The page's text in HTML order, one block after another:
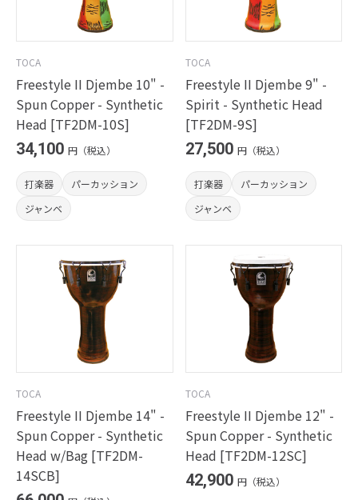
TOCA
Freestyle II Djembe 10" -
Spun Copper - Synthetic
Head [TF2DM-10S]
34,100 円（税込）
打楽器
パーカッション
ジャンベ
TOCA
Freestyle II Djembe 9" -
Spirit - Synthetic Head
[TF2DM-9S]
27,500 円（税込）
打楽器
パーカッション
ジャンベ
TOCA
Freestyle II Djembe 14" -
Spun Copper - Synthetic
Head w/Bag [TF2DM-
14SCB]
TOCA
Freestyle II Djembe 12" -
Spun Copper - Synthetic
Head [TF2DM-12SC]
42,900 円（税込）